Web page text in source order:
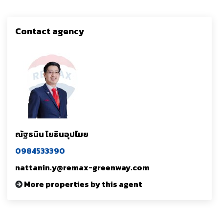
Contact agency
ณัฐธนิน โยธินอุปไมย
0984533390
nattanin.y@remax-greenway.com
More properties by this agent